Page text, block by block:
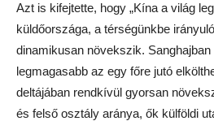
Azt is kifejtette, hogy „Kína a világ
küldőországa, a térségünkbe
dinamikusan növekszik.
legmagasabb az egy főre jutó
deltájában rendkívül gyorsan
és felső osztály aránya, ők külföldi